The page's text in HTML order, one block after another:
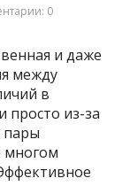
0
и даже
между
в
просто из-за
пары
многом